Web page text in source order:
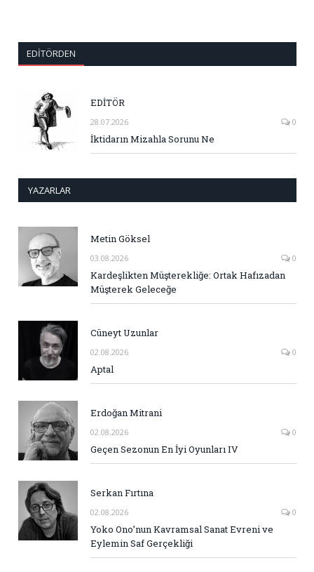
EDITÖRDEN
EDİTÖR
28.07.2026 0
İktidarın Mizahla Sorunu Ne
YAZARLAR
Metin Göksel
03.08.2026 0
Kardeşlikten Müşterekliğe: Ortak Hafızadan
Müşterek Geleceğe
Cüneyt Uzunlar
02.08.2026 0
Aptal
Erdoğan Mitrani
02.08.2026 0
Geçen Sezonun En İyi Oyunları IV
Serkan Fırtına
02.08.2026 0
Yoko Ono’nun Kavramsal Sanat Evreni ve
Eylemin Saf Gerçekliği